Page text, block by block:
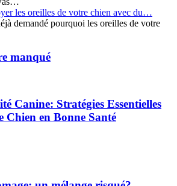
les oreilles de votre chien avec du…
demandé pourquoi les oreilles de votre
manqué
Canine: Stratégies Essentielles
en Bonne Santé